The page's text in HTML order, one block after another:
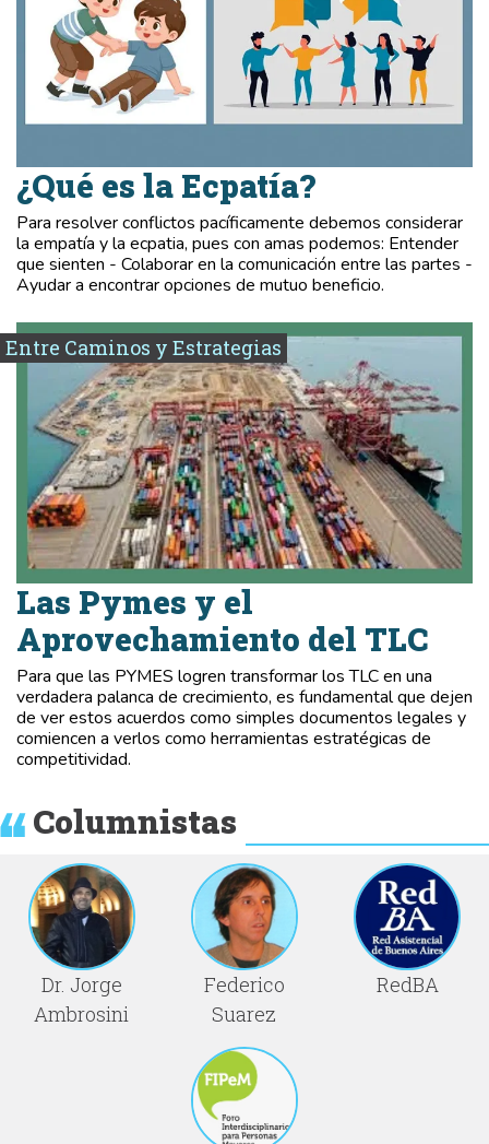
¿Qué es la Ecpatía?
Para resolver conflictos pacíficamente debemos considerar
la empatía y la ecpatia, pues con amas podemos: Entender
que sienten - Colaborar en la comunicación entre las partes -
Ayudar a encontrar opciones de mutuo beneficio.
Entre Caminos y Estrategias
Las Pymes y el
Aprovechamiento del TLC
Para que las PYMES logren transformar los TLC en una
verdadera palanca de crecimiento, es fundamental que dejen
de ver estos acuerdos como simples documentos legales y
comiencen a verlos como herramientas estratégicas de
competitividad.
Columnistas
Dr. Jorge
Ambrosini
Federico
Suarez
RedBA